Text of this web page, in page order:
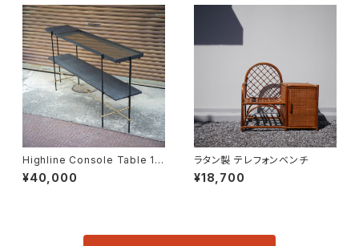
Highline Console Table 18
0
¥40,000
ラタン製 テレフォンベンチ
¥18,700